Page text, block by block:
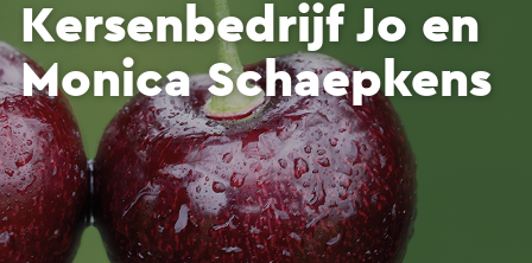
Kersenbedrijf Jo en
Monica Schaepkens